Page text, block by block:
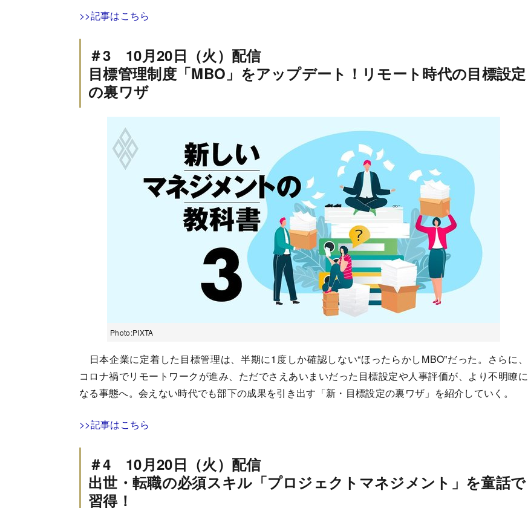
>>記事はこちら
＃3 10月20日（火）配信
目標管理制度「MBO」をアップデート！リモート時代の目標設定
の裏ワザ
Photo:PIXTA
日本企業に定着した目標管理は、半期に1度しか確認しない“ほったらかしMBO”だった。さらに、
コロナ禍でリモートワークが進み、ただでさえあいまいだった目標設定や人事評価が、より不明瞭に
なる事態へ。会えない時代でも部下の成果を引き出す「新・目標設定の裏ワザ」を紹介していく。
>>記事はこちら
＃4 10月20日（火）配信
出世・転職の必須スキル「プロジェクトマネジメント」を童話で
習得！